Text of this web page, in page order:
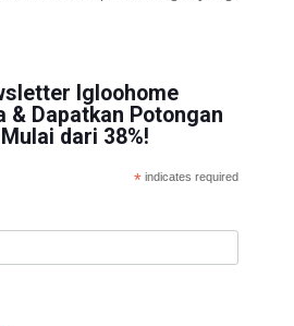
Igloohome
& Dapatkan Potongan
dari 38%!
*indicates required